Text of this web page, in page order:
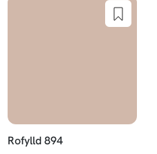
Rofylld 894